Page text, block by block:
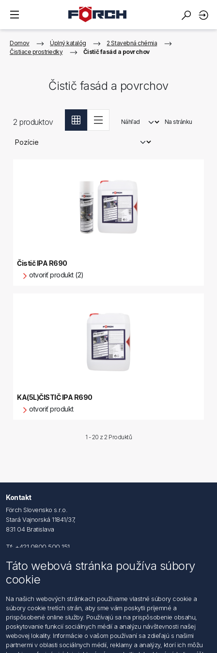
Domov Úplný katalóg
2 Stavebná chémia
Čistiace prostriedky
Čistič fasád a povrchov
Čistič fasád a povrchov
2 produktov Náhľad Na stránku
Čistič IPA R690
otvoriť produkt (2)
KA(5L)ČISTIČ IPA R690
otvoriť produkt
1 - 20 z2 Produktů
Kontakt
Förch Slovensko s.r.o.
Stará Vajnorská 11841/37,
831 04 Bratislava
Tf: +421 0800 500 151
Email: office@foerch.sk
Kontaktujte nás
Informácie
Imprint
Vyhlásenie k ochrane údajov
Všeobecné dodacie a obchodné podmienky
Táto webová stránka používa súbory
cookie
Na našich webových stránkach používame vlastné súbory cookie a
súbory cookie tretích strán, aby sme vám poskytli príjemné a
prispôsobené online služby. Používajú sa na prispôsobenie obsahu,
poskytovanie funkcií sociálnych médií a analýzu návštevnosti našej
webovej lokality. Informácie o vašom používaní sa zdieľajú s našimi
partnermi v oblasti sociálnych médií, reklamy a analýzy, ktorí ich môžu